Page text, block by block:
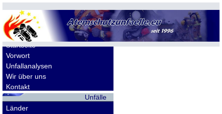
Allgemeines
Startseite
Vorwort
Unfallanalysen
Wir über uns
Kontakt
Unfälle
Länder